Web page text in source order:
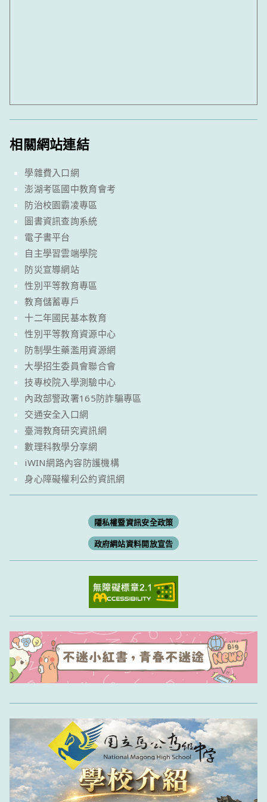
相關網站連結
學雜費入口網
澎湖考區國中教育會考
防治校園霸凌專區
圖書資訊查詢系統
電子書平台
自主學習雲端學院
防災宣導網站
性別平等教育專區
教育儲蓄專戶
十二年國民基本教育
性別平等教育資源中心
防制學生藥濫用資源網
大學招生委員會聯合會
技專校院入學測驗中心
內政部警政署165防詐騙專區
交通安全入口網
臺灣教育研究資訊網
數理科教學分享網
iWIN網路內容防護機構
身心障礙權利公約資訊網
隱私權暨資訊安全政策
政府網站資料開放宣告